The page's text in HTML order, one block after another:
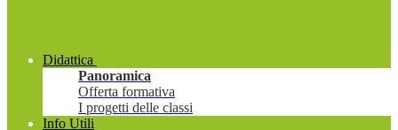
Didattica
Panoramica
Offerta formativa
I progetti delle classi
Info Utili